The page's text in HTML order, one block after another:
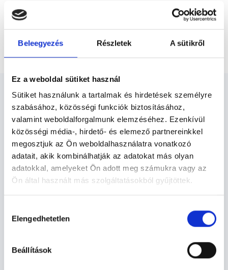
Beleegyezés Részletek A sütikről
Ez a weboldal sütiket használ
Sütiket használunk a tartalmak és hirdetések személyre
szabásához, közösségi funkciók biztosításához,
valamint weboldalforgalmunk elemzéséhez. Ezenkívül
közösségi média-, hirdető- és elemező partnereinkkel
megosztjuk az Ön weboldalhasználatra vonatkozó
adatait, akik kombinálhatják az adatokat más olyan
adatokkal, amelyeket Ön adott meg számukra vagy az
Ön által használt más szolgáltatásokból gyűjtöttek.
szabályzat:https://foglaljorvost.hu/info/foglaljorvost-
kiválasztása
Elengedhetetlen
Beállítások
Főoldal
24 órás ambuláns vérnyomás monitorozás (ABPM)
Belgyógyász - Belgyógyászat
A magas vérnyomás ma már népbetegségnek számít
Magyarországon. A legpontosabb mérési eredmény 24
órás ambuláns vérnyomás monitorozás útján kapható.
Ilyenkor a vérnyomásmérő egy kis méretű készülékkel
SZAKTERÜLETEK